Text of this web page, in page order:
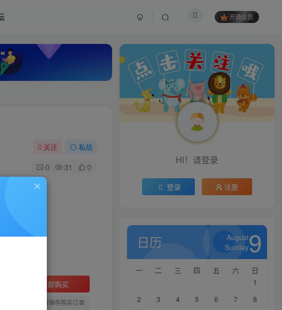
开通会员
关注 私信
0 31 0
立即购买
议登陆后购买，可保存购买订单
HI！请登录
登录 注册
日历
August
Sunday9
一 二 三 四 五 六
日
1
2
3 4 5 6 7
8